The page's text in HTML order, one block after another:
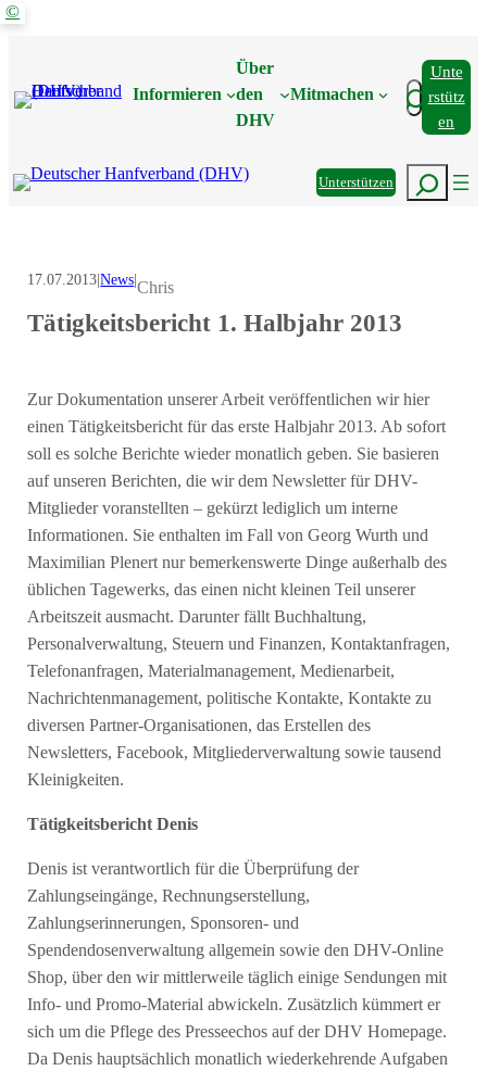
Zum
Informieren
Über
den
DHV
Mitmachen Suchen
Unte
Rstütz
En
UnterstützenSuchen
©
17.07.2013|News|Chris
Tätigkeitsbericht 1. Halbjahr 2013
Zur Dokumentation unserer Arbeit veröffentlichen wir hier
einen Tätigkeitsbericht für das erste Halbjahr 2013. Ab sofort
soll es solche Berichte wieder monatlich geben. Sie basieren
auf unseren Berichten, die wir dem Newsletter für DHV-
Mitglieder voranstellten – gekürzt lediglich um interne
Informationen. Sie enthalten im Fall von Georg Wurth und
Maximilian Plenert nur bemerkenswerte Dinge außerhalb des
üblichen Tagewerks, das einen nicht kleinen Teil unserer
Arbeitszeit ausmacht. Darunter fällt Buchhaltung,
Personalverwaltung, Steuern und Finanzen, Kontaktanfragen,
Telefonanfragen, Materialmanagement, Medienarbeit,
Nachrichtenmanagement, politische Kontakte, Kontakte zu
diversen Partner-Organisationen, das Erstellen des
Newsletters, Facebook, Mitgliederverwaltung sowie tausend
Kleinigkeiten.
Tätigkeitsbericht Denis
Denis ist verantwortlich für die Überprüfung der
Zahlungseingänge, Rechnungserstellung,
Zahlungserinnerungen, Sponsoren- und
Spendendosenverwaltung allgemein sowie den DHV-Online
Shop, über den wir mittlerweile täglich einige Sendungen mit
Info- und Promo-Material abwickeln. Zusätzlich kümmert er
sich um die Pflege des Presseechos auf der DHV Homepage.
Da Denis hauptsächlich monatlich wiederkehrende Aufgaben